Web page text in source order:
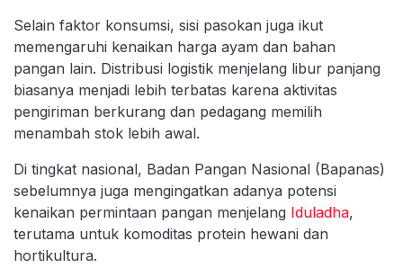
Selain faktor konsumsi, sisi pasokan juga ikut
memengaruhi kenaikan harga ayam dan bahan
pangan lain. Distribusi logistik menjelang libur panjang
biasanya menjadi lebih terbatas karena aktivitas
pengiriman berkurang dan pedagang memilih
menambah stok lebih awal.
Di tingkat nasional, Badan Pangan Nasional (Bapanas)
sebelumnya juga mengingatkan adanya potensi
kenaikan permintaan pangan menjelang Iduladha,
terutama untuk komoditas protein hewani dan
hortikultura.